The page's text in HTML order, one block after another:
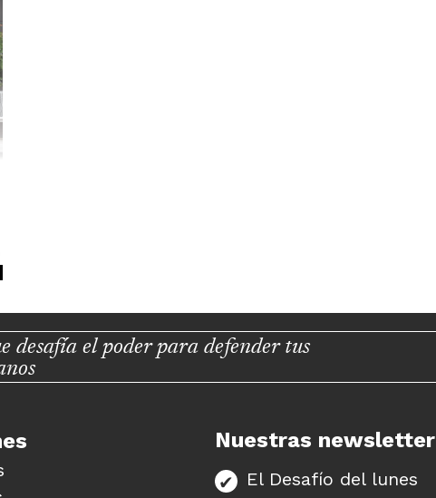
desafía el poder para defender tus
Nuestras newsletter
El Desafío del lunes